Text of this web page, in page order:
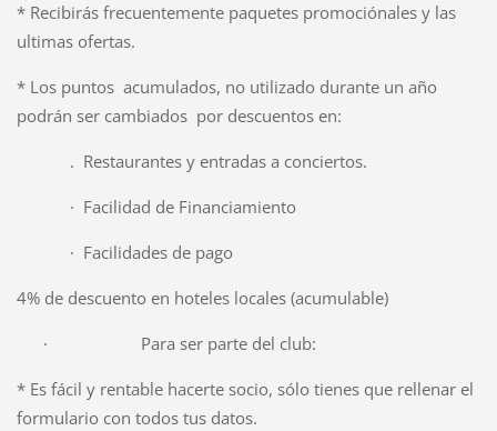
* Recibirás frecuentemente paquetes promociónales y las
ultimas ofertas.
* Los puntos acumulados, no utilizado durante un año
podrán ser cambiados por descuentos en:
. Restaurantes y entradas a conciertos.
· Facilidad de Financiamiento
· Facilidades de pago
4% de descuento en hoteles locales (acumulable)
· Para ser parte del club:
* Es fácil y rentable hacerte socio, sólo tienes que rellenar el
formulario con todos tus datos.